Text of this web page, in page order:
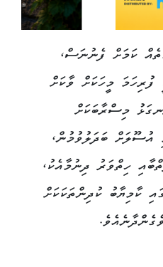
ކަމަށް ފެނުނަސް،
މީހަކަށް ވާކަށް
މިސްރާބަކަށް
ބަދަލުވުމުން،
ހިތްވަރު ދިނުމާއެކު،
ކާމިޔާބު ކުދިންތަކަކަށް